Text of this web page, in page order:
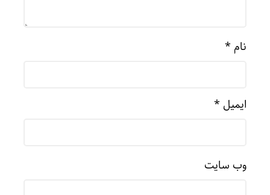
نام *
ایمیل *
وب‌ سایت